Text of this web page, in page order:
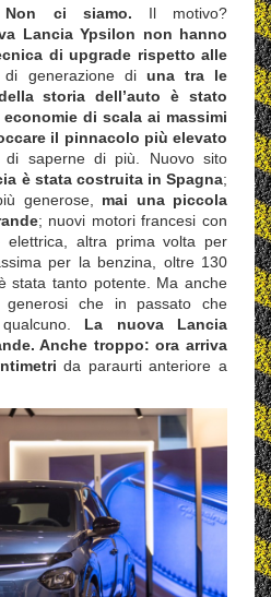
ci siamo. Il motivo?
Lancia Ypsilon non hanno
di upgrade rispetto alle
di generazione di una tra le
storia dell’auto è stato
di scala ai massimi
il pinnacolo più elevato
di saperne di più. Nuovo sito
è stata costruita in Spagna;
generose,
mai una piccola
; nuovi motori francesi con
elettrica, altra prima volta per
per la benzina, oltre 130
stata tanto potente. Ma anche
generosi che in passato che
La nuova Lancia
Anche troppo: ora arriva
da paraurti anteriore a